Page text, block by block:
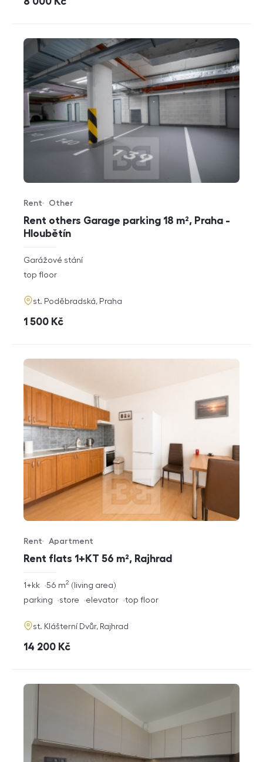
Rent others Garage parking 18 m², Praha -
Hloubětín
Offer type
Rent
Property type
Other
rozměry
disposition
Garážové stání
funkce
top floor
adresa
st. Poděbradská, Praha
cena
1 500 Kč
Rent flats 1+KT 56 m², Rajhrad
Offer type
Rent
Property type
Apartment
rozměry
disposition
1+kk living area
56 m2
funkce
parking store elevator top floor
adresa
st. Klášterní Dvůr, Rajhrad
cena
14 200 Kč